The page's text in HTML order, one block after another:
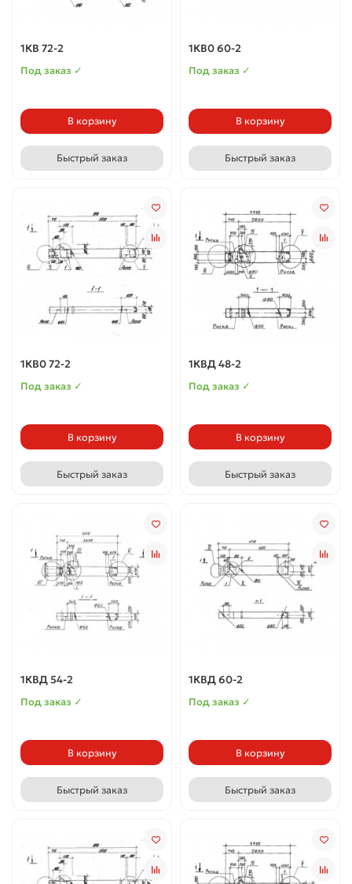
1КВ 72-2
Под заказ ✓
В корзину
Быстрый заказ
1КВ0 60-2
Под заказ ✓
В корзину
Быстрый заказ
1КВ0 72-2
Под заказ ✓
В корзину
Быстрый заказ
1КВД 48-2
Под заказ ✓
В корзину
Быстрый заказ
1КВД 54-2
Под заказ ✓
В корзину
Быстрый заказ
1КВД 60-2
Под заказ ✓
В корзину
Быстрый заказ